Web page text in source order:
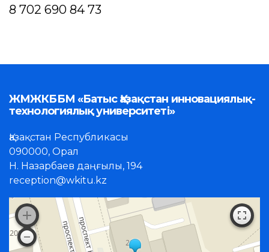
8 702 690 84 73
ЖМЖКББМ «Батыс Қазақстан инновациялық-
технологиялық университеті»
Қазақстан Республикасы
090000, Орал
Н. Назарбаев даңғылы, 194
reception@wkitu.kz